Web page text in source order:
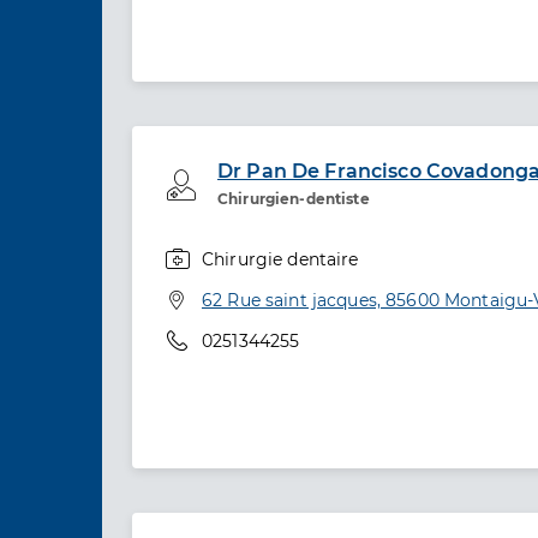
Dr Pan De Francisco Covadonga
Chirurgien-dentiste
Professionel de santé
Chirurgie dentaire
Adresse
62 Rue saint jacques, 85600 Montaigu-
Téléphone
0251344255